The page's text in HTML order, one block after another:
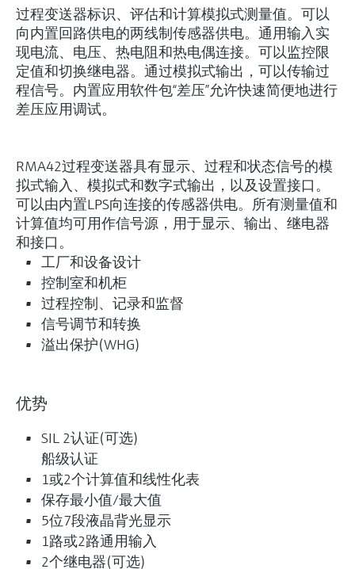
过程变送器标识、评估和计算模拟式测量值。可以
向内置回路供电的两线制传感器供电。通用输入实
现电流、电压、热电阻和热电偶连接。可以监控限
定值和切换继电器。通过模拟式输出，可以传输过
程信号。内置应用软件包“差压”允许快速简便地进行
差压应用调试。
RMA42过程变送器具有显示、过程和状态信号的模
拟式输入、模拟式和数字式输出，以及设置接口。
可以由内置LPS向连接的传感器供电。所有测量值和
计算值均可用作信号源，用于显示、输出、继电器
和接口。
工厂和设备设计
控制室和机柜
过程控制、记录和监督
信号调节和转换
溢出保护(WHG)
优势
SIL 2认证(可选)
船级认证
1或2个计算值和线性化表
保存最小值/最大值
5位7段液晶背光显示
1路或2路通用输入
2个继电器(可选)
灵活满足各类仪表选型要求